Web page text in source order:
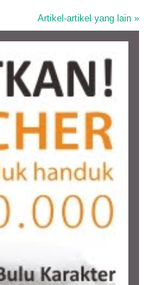
Artikel-artikel yang lain »